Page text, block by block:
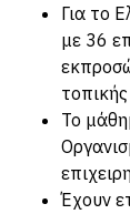
Για το
με 36
Το
Έχουν